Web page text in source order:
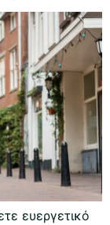
ευεργετικό